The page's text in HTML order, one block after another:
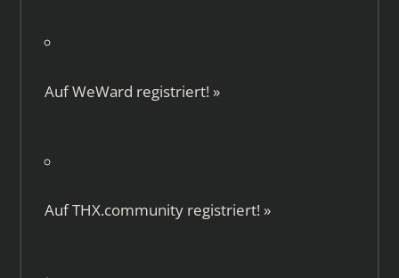
AufWeWard registriert! »
AufTHX.communityregistriert! »